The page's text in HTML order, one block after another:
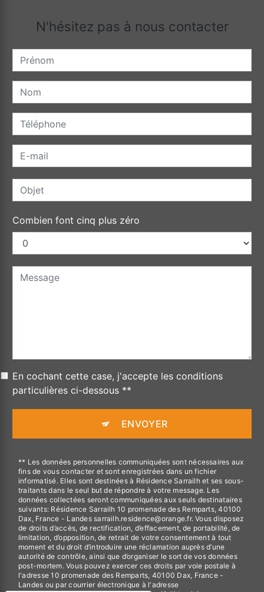
N'hésitez pas à nous contacter
Combien font cinq plus zéro
En cochant cette case, j'accepte les conditions
particulières ci-dessous **
ENVOYER
** Les données personnelles communiquées sont nécessaires aux
fins de vous contacter et sont enregistrées dans un fichier
informatisé. Elles sont destinées à Résidence Sarrailh et ses sous-
traitants dans le seul but de répondre à votre message. Les
données collectées seront communiquées aux seuls destinataires
suivants: Résidence Sarrailh 10 promenade des Remparts, 40100
Dax, France - Landes sarrailh.residence@orange.fr. Vous disposez
de droits d’accès, de rectification, d’effacement, de portabilité, de
limitation, d’opposition, de retrait de votre consentement à tout
moment et du droit d’introduire une réclamation auprès d’une
autorité de contrôle, ainsi que d’organiser le sort de vos données
post-mortem. Vous pouvez exercer ces droits par voie postale à
l'adresse 10 promenade des Remparts, 40100 Dax, France -
Landes ou par courrier électronique à l'adresse